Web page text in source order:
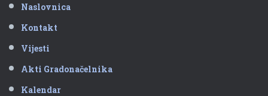
Naslovnica
Kontakt
Vijesti
Akti Gradonačelnika
Kalendar